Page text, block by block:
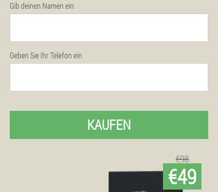
Gib deinen Namen ein
Geben Sie Ihr Telefon ein
KAUFEN
€98
€49